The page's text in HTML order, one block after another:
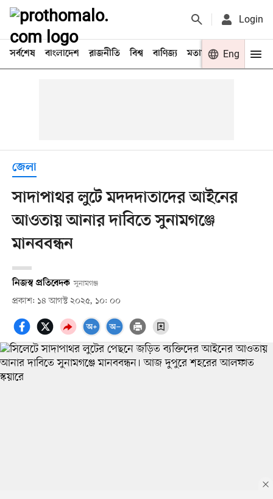
Login
সর্বশেষ বাংলাদেশ রাজনীতি বিশ্ব বাণিজ্য মতামত খেলা
Eng
জেলা
সাদাপাথর লুটে মদদদাতাদের আইনের
আওতায় আনার দাবিতে সুনামগঞ্জে
মানববন্ধন
নিজস্ব প্রতিবেদক সুনামগঞ্জ
প্রকাশ: ১৪ আগস্ট ২০২৫, ১০: ০০